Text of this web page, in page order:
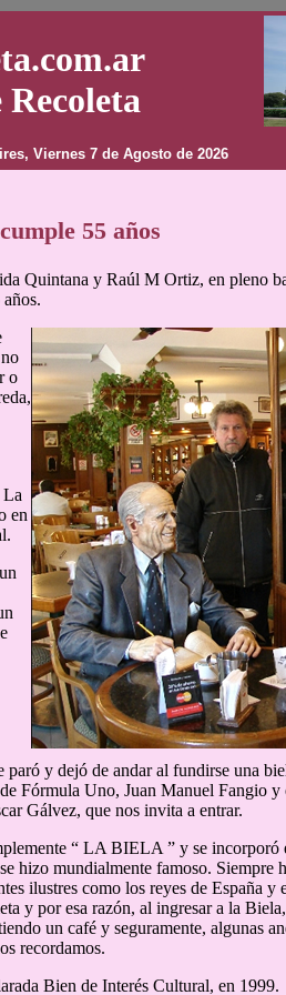
Viernes 7 de Agosto de 2026
55 años
Quintana y Raúl M Ortiz, en pleno
o
La
en
y dejó de andar al fundirse una
Fórmula Uno, Juan Manuel Fangio y
Gálvez, que nos invita a entrar.
“ LA BIELA ” y se incorporó
hizo mundialmente famoso. Siempre
ilustres como los reyes de España y
y por esa razón, al ingresar a la
un café y seguramente, algunas
recordamos.
Bien de Interés Cultural, en 1999.